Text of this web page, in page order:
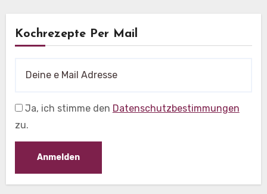
Kochrezepte Per Mail
Ja, ich stimme den Datenschutzbestimmungen
zu.